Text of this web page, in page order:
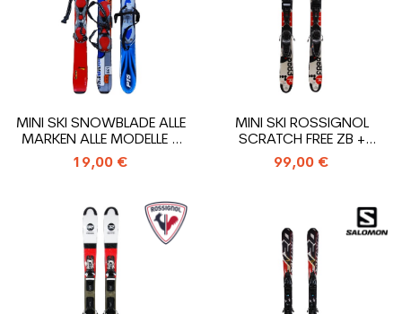
MINI SKI SNOWBLADE ALLE
MARKEN ALLE MODELLE +
BINDUNG
19,00 €
MINI SKI ROSSIGNOL
SCRATCH FREE ZB +
BINDUNG
99,00 €